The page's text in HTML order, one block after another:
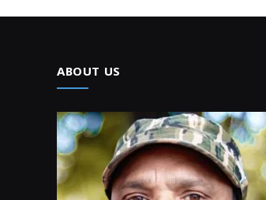
ABOUT US